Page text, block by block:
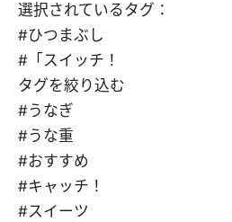
選択されているタグ：
#ひつまぶし
#「スイッチ！
タグを絞り込む
#うなぎ
#うな重
#おすすめ
#キャッチ！
#スイーツ